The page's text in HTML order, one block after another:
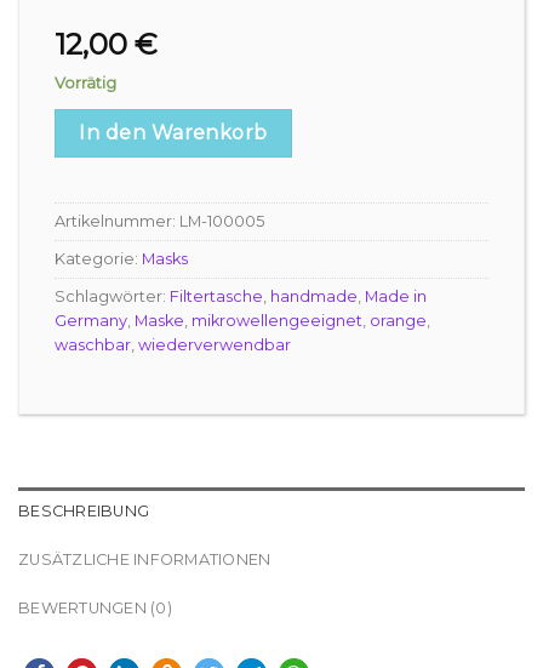
12,00 €
Vorrätig
In den Warenkorb
Artikelnummer: LM-100005
Kategorie: Masks
Schlagwörter: Filtertasche handmade Made in
Germany Maske mikrowellengeeignet orange
waschbar wiederverwendbar
BESCHREIBUNG
ZUSÄTZLICHE INFORMATIONEN
BEWERTUNGEN (0)